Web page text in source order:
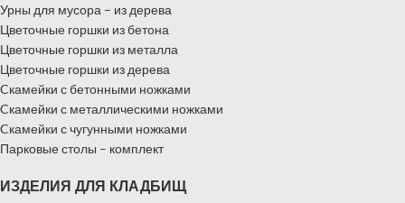
Урны для мусора – из дерева
Цветочные горшки из бетона
Цветочные горшки из металла
Цветочные горшки из дерева
Cкамейки с бетонными ножками
Cкамейки с металлическими ножками
Cкамейки с чугунными ножками
Парковые столы – комплект
ИЗДЕЛИЯ ДЛЯ КЛАДБИЩ